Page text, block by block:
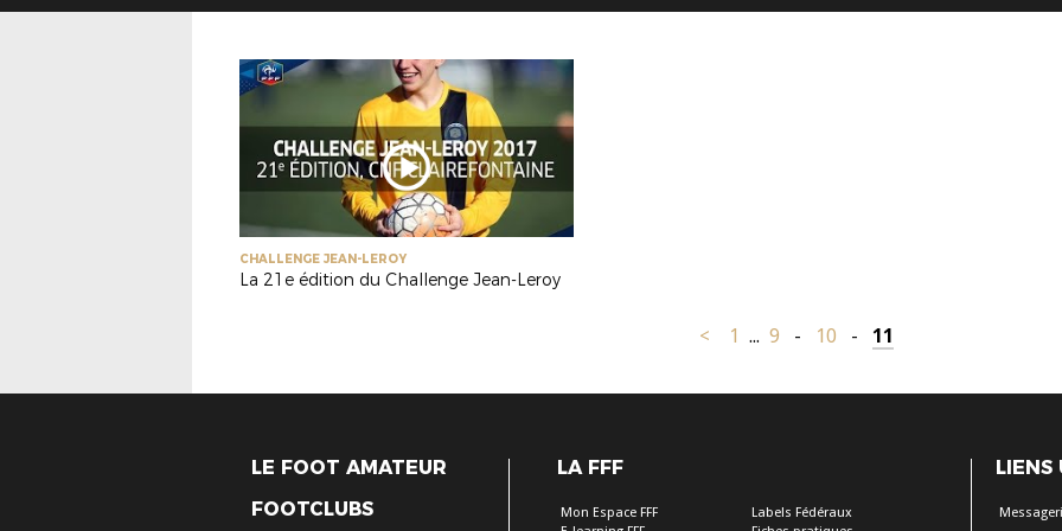
CHALLENGE JEAN-LEROY
La 21e édition du Challenge Jean-Leroy
< 1 ... 9 - 10 - 11
LE FOOT AMATEUR
FOOTCLUBS
LA FFF
Mon Espace FFF
Labels Fédéraux
LIENS